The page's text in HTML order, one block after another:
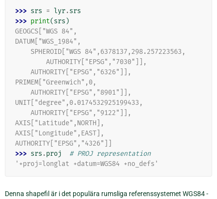
>>> srs = lyr.srs
>>> print(srs )
GEOGCS["WGS 84",
DATUM["WGS_1984",
    SPHEROID["WGS 84",6378137,298.257223563,
        AUTHORITY["EPSG","7030"]],
    AUTHORITY["EPSG","6326"]],
PRIMEM["Greenwich",0,
    AUTHORITY["EPSG","8901"]],
UNIT["degree",0.0174532925199433,
    AUTHORITY["EPSG","9122"]],
AXIS["Latitude",NORTH],
AXIS["Longitude",EAST],
AUTHORITY["EPSG","4326"]]
>>> srs .proj
# PROJ representation
'+proj=longlat +datum=WGS84 +no_defs'
Denna shapefil är i det populära rumsliga referenssystemet WGS84 -